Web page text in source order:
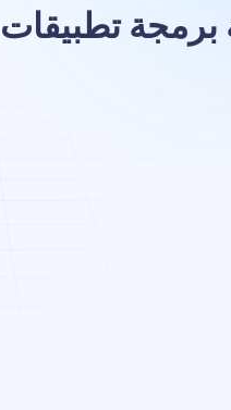
برمجة تطبيقات